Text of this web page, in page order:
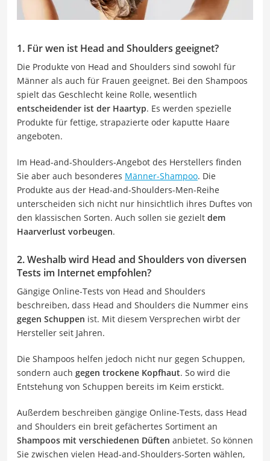
1. Für wen ist Head and Shoulders geeignet?
Die Produkte von Head and Shoulders sind sowohl für
Männer als auch für Frauen geeignet. Bei den Shampoos
spielt das Geschlecht keine Rolle, wesentlich
entscheidender ist der Haartyp. Es werden spezielle
Produkte für fettige, strapazierte oder kaputte Haare
angeboten.
Im Head-and-Shoulders-Angebot des Herstellers finden
Sie aber auch besonderes Männer-Shampoo. Die
Produkte aus der Head-and-Shoulders-Men-Reihe
unterscheiden sich nicht nur hinsichtlich ihres Duftes von
den klassischen Sorten. Auch sollen sie gezielt dem
Haarverlust vorbeugen.
2. Weshalb wird Head and Shoulders von diversen
Tests im Internet empfohlen?
Gängige Online-Tests von Head and Shoulders
beschreiben, dass Head and Shoulders die Nummer eins
gegen Schuppen ist. Mit diesem Versprechen wirbt der
Hersteller seit Jahren.
Die Shampoos helfen jedoch nicht nur gegen Schuppen,
sondern auch gegen trockene Kopfhaut. So wird die
Entstehung von Schuppen bereits im Keim erstickt.
Außerdem beschreiben gängige Online-Tests, dass Head
and Shoulders ein breit gefächertes Sortiment an
Shampoos mit verschiedenen Düften anbietet. So können
Sie zwischen vielen Head-and-Shoulders-Sorten wählen,